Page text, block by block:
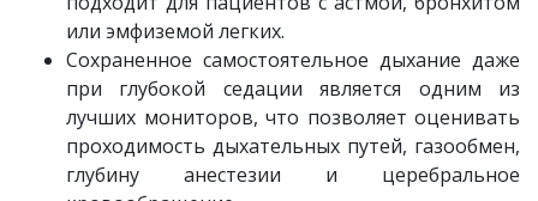
или эмфиземой легких.
Сохраненное самостоятельное дыхание даже
при глубокой седации является одним из
лучших мониторов, что позволяет оценивать
проходимость дыхательных путей, газообмен,
глубину анестезии и церебральное